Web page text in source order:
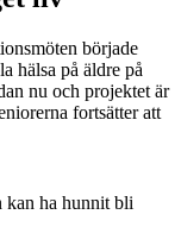
började
hälsa på äldre på
nu och projektet är
fortsätter att
kan ha hunnit bli